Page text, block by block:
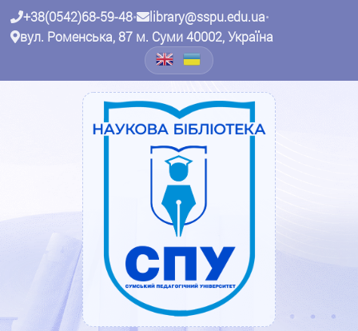
+38(0542)68-59-48• library@sspu.edu.ua•
вул. Роменська, 87 м. Суми 40002, Україна